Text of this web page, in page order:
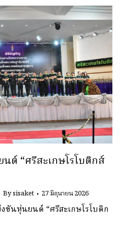
ต์ “ศรีสะเกษโรโบติกส์
Bysisaket 27 มิถุนายน 2026
ขันหุ่นยนต์ “ศรีสะเกษโรโบติก